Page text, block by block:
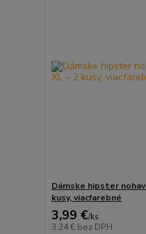
Dámske hipster
kusy, viacfarebné
3,99 €/ks
3,24 € bez DPH